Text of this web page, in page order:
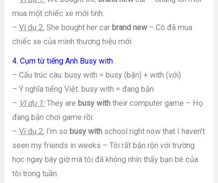
mua một chiếc xe mới tinh.
–Ví dụ 2: She bought her car brand new– Cô đã mua
chiếc xe của mình thương hiệu mới.
4. Cụm từ tiếng Anh Busy with
– Cấu trúc câu: busy with = busy (bận) + with (với)
– Ý nghĩa tiếng Việt: busy with = đang bận
– Ví dụ 1:They are busy with their computer game – Họ
đang bận chơi game rồi.
–Ví dụ 2: I’m so busy with school right now that I haven’t
seen my friends in weeks – Tôi rất bận rộn với trường
học ngay bây giờ mà tôi đã không nhìn thấy bạn bè của
tôi trong tuần.